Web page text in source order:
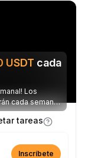
USDT cada
Los
cada semana
tareas
Inscríbete